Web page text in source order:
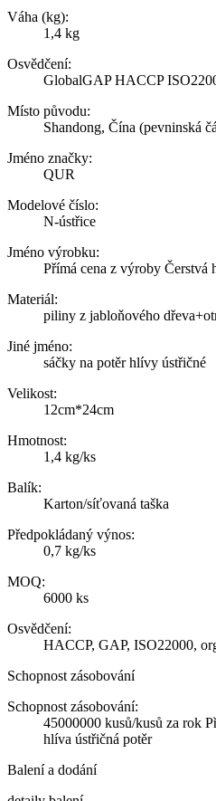
Váha (kg):
1,4 kg
Osvědčení:
GlobalGAP HACCP
Místo původu:
Shandong, Čína (pevninská
Jméno značky:
QUR
Modelové číslo:
N-ústřice
Jméno výrobku:
Přímá cena z výroby Čerstvá
Materiál:
piliny z jabloňového
Jiné jméno:
sáčky na potěr hlívy ústřičné
Velikost:
12cm*24cm
Hmotnost:
1,4 kg/ks
Balík:
Karton/síťovaná taška
Předpokládaný výnos:
0,7 kg/ks
MOQ:
6000 ks
Osvědčení:
HACCP, GAP, ISO22000,
Schopnost zásobování
Schopnost zásobování:
45000000 kusů/kusů za rok
hlíva ústřičná potěr
Balení a dodání